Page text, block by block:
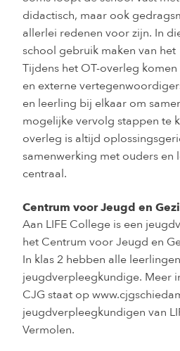
didactisch, maar ook
allerlei redenen voor zijn. In
school gebruik maken van
Tijdens het OT-overleg
en externe
en leerling bij elkaar om
mogelijke vervolg stappen te
overleg is altijd
samenwerking met ouders en
centraal.
Centrum voor Jeugd en
Aan LIFE College is een
het Centrum voor Jeugd en
In klas 2 hebben alle
jeugdverpleegkundige. Meer
CJG staat op
jeugdverpleegkundigen van
Vermolen.